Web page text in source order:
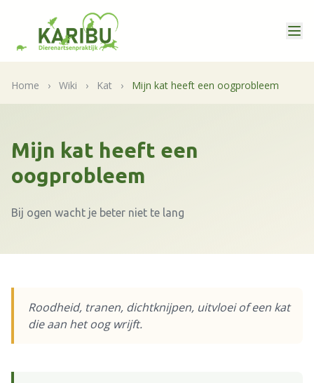
Home › Wiki › Kat › Mijn kat heeft een oogprobleem
Mijn kat heeft een
oogprobleem
Bij ogen wacht je beter niet te lang
Roodheid, tranen, dichtknijpen, uitvloei of een kat
die aan het oog wrijft.